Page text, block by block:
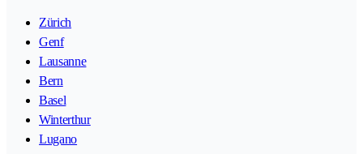
Zürich
Genf
Lausanne
Bern
Basel
Winterthur
Lugano